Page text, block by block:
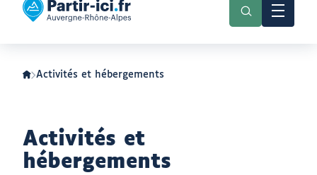
menu
contenu
ici
Auvergne-
Rhône-
Activités et hébergements
Activités et
hébergements